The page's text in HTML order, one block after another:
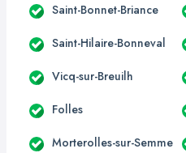
Saint-Bonnet-Briance
Saint-Hilaire-Bonneval
Vicq-sur-Breuilh
Folles
Morterolles-sur-Semme